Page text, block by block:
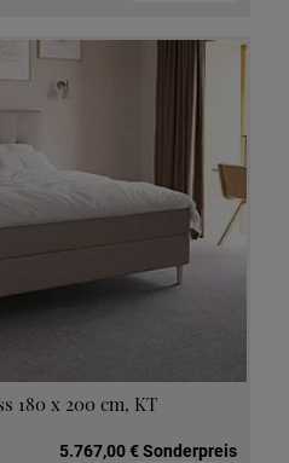
180 x 200 cm, KT
5.767,00 € Sonderpreis